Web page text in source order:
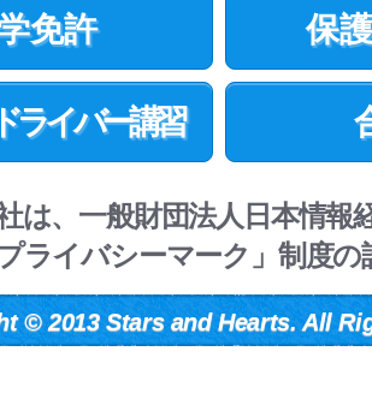
免許
ライバー講習
保
は、一般財団法人日本情報
プライバシーマーク」制度
©2013 Stars and Hearts. All